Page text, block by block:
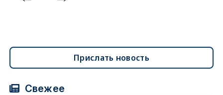
Прислать новость
Свежее